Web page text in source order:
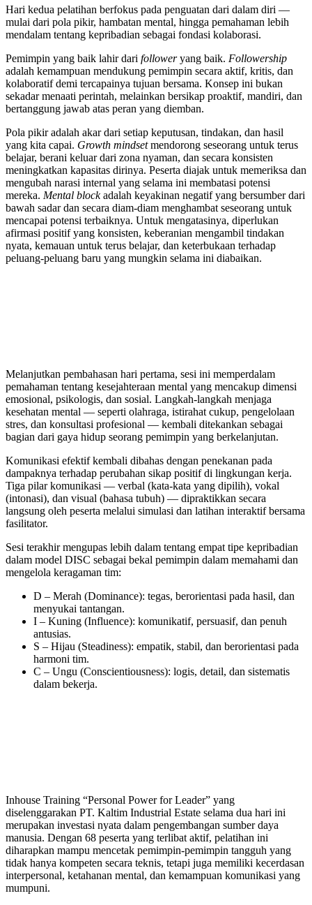
Hari kedua pelatihan berfokus pada penguatan dari dalam diri —
mulai dari pola pikir, hambatan mental, hingga pemahaman lebih
mendalam tentang kepribadian sebagai fondasi kolaborasi.
Pemimpin yang baik lahir dari followeryang baik. Followership
adalah kemampuan mendukung pemimpin secara aktif, kritis, dan
kolaboratif demi tercapainya tujuan bersama. Konsep ini bukan
sekadar menaati perintah, melainkan bersikap proaktif, mandiri, dan
bertanggung jawab atas peran yang diemban.
Pola pikir adalah akar dari setiap keputusan, tindakan, dan hasil
yang kita capai. Growth mindsetmendorong seseorang untuk terus
belajar, berani keluar dari zona nyaman, dan secara konsisten
meningkatkan kapasitas dirinya. Peserta diajak untuk memeriksa dan
mengubah narasi internal yang selama ini membatasi potensi
mereka. Mental blockadalah keyakinan negatif yang bersumber dari
bawah sadar dan secara diam-diam menghambat seseorang untuk
mencapai potensi terbaiknya. Untuk mengatasinya, diperlukan
afirmasi positif yang konsisten, keberanian mengambil tindakan
nyata, kemauan untuk terus belajar, dan keterbukaan terhadap
peluang-peluang baru yang mungkin selama ini diabaikan.
Melanjutkan pembahasan hari pertama, sesi ini memperdalam
pemahaman tentang kesejahteraan mental yang mencakup dimensi
emosional, psikologis, dan sosial. Langkah-langkah menjaga
kesehatan mental — seperti olahraga, istirahat cukup, pengelolaan
stres, dan konsultasi profesional — kembali ditekankan sebagai
bagian dari gaya hidup seorang pemimpin yang berkelanjutan.
Komunikasi efektif kembali dibahas dengan penekanan pada
dampaknya terhadap perubahan sikap positif di lingkungan kerja.
Tiga pilar komunikasi — verbal (kata-kata yang dipilih), vokal
(intonasi), dan visual (bahasa tubuh) — dipraktikkan secara
langsung oleh peserta melalui simulasi dan latihan interaktif bersama
fasilitator.
Sesi terakhir mengupas lebih dalam tentang empat tipe kepribadian
dalam model DISC sebagai bekal pemimpin dalam memahami dan
mengelola keragaman tim:
D – Merah (Dominance): tegas, berorientasi pada hasil, dan
menyukai tantangan.
I – Kuning (Influence): komunikatif, persuasif, dan penuh
antusias.
S – Hijau (Steadiness): empatik, stabil, dan berorientasi pada
harmoni tim.
C – Ungu (Conscientiousness): logis, detail, dan sistematis
dalam bekerja.
Inhouse Training “Personal Power for Leader” yang
diselenggarakan PT. Kaltim Industrial Estate selama dua hari ini
merupakan investasi nyata dalam pengembangan sumber daya
manusia. Dengan 68 peserta yang terlibat aktif, pelatihan ini
diharapkan mampu mencetak pemimpin-pemimpin tangguh yang
tidak hanya kompeten secara teknis, tetapi juga memiliki kecerdasan
interpersonal, ketahanan mental, dan kemampuan komunikasi yang
mumpuni.